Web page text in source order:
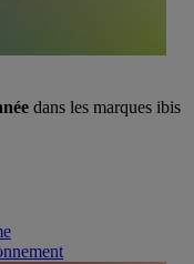
dans les marques ibis